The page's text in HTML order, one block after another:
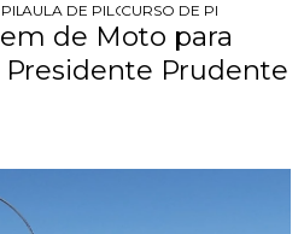
PARA EMPRESAS
AULA DE PILOTAGEM DEFENSIVA
CURSO DE PILOTAGEM
de Moto para
Presidente Prudente